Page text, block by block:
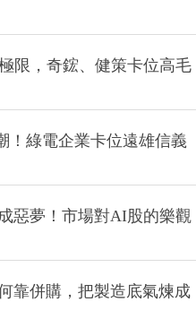
限，奇鋐、健策卡位高毛
！綠電企業卡位遠雄信義
惡夢！市場對AI股的樂觀
靠併購，把製造底氣煉成